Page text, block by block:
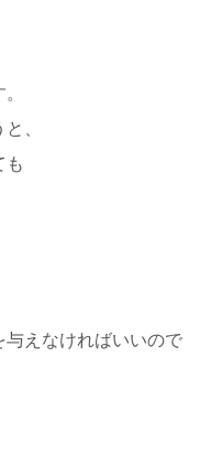
、
も
えなければいいので